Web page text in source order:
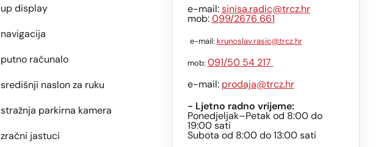
up display
navigacija
putno računalo
središnji naslon za ruku
stražnja parkirna kamera
zračni jastuci
e-mail:sinisa.radic@trcz.hr
mob:099/2676 661
e-mail: krunoslav.rasic@trcz.hr
mob: 091/50 54 217
e-mail: prodaja@trcz.hr
- Ljetno radno vrijeme:
Ponedjeljak–Petak od 8:00 do
19:00 sati
Subota od 8:00 do 13:00 sati